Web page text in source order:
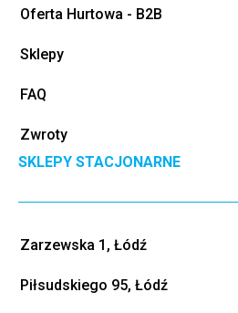
Oferta Hurtowa - B2B
Sklepy
FAQ
Zwroty
SKLEPY STACJONARNE
Zarzewska 1, Łódź
Piłsudskiego 95, Łódź